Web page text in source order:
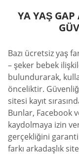
YA YAŞ GAP
Bazı ücretsiz yaş
– şeker bebek
bulundurarak,
önceliktir.
sitesi kayıt
Bunlar, Facebook
kaydolmaya izin
gerçekliğini
farkı arkadaşlık